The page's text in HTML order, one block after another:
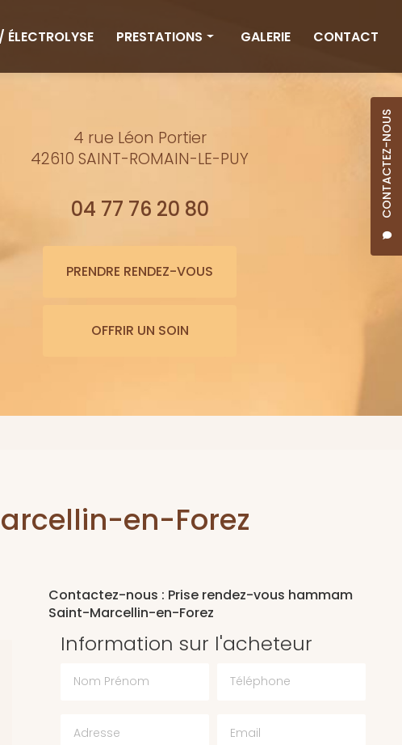
CONTACTEZ-NOUS
ÉLECTROLYSE PRESTATIONS
Minceur
Bienfaits de l'eau
GALERIE CONTACT
4 rue Léon Portier
42610 SAINT-ROMAIN-LE-PUY
04 77 76 20 80
PRENDRE RENDEZ-VOUS
OFFRIR UN SOIN
en-Forez
Contactez-nous : Prise rendez-vous hammam
Saint-Marcellin-en-Forez
Information sur l'acheteur